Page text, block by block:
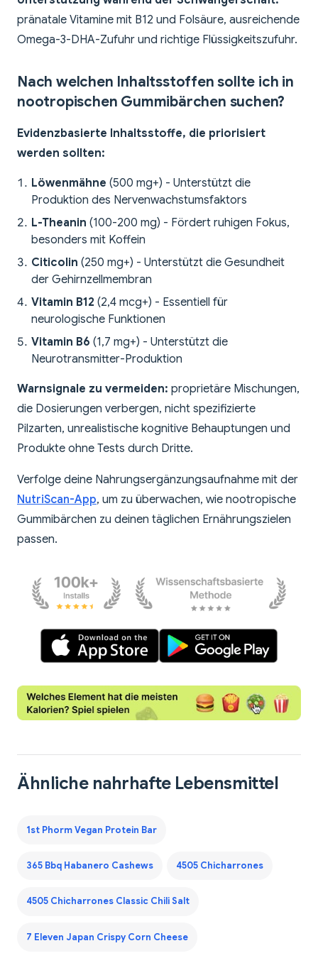
pränatale Vitamine mit B12 und Folsäure, ausreichende
Omega-3-DHA-Zufuhr und richtige Flüssigkeitszufuhr.
Nach welchen Inhaltsstoffen sollte ich in
nootropischen Gummibärchen suchen?
Evidenzbasierte Inhaltsstoffe, die priorisiert
werden sollten:
Löwenmähne (500 mg+) - Unterstützt die
Produktion des Nervenwachstumsfaktors
L-Theanin (100-200 mg) - Fördert ruhigen Fokus,
besonders mit Koffein
Citicolin (250 mg+) - Unterstützt die Gesundheit
der Gehirnzellmembran
Vitamin B12 (2,4 mcg+) - Essentiell für
neurologische Funktionen
Vitamin B6 (1,7 mg+) - Unterstützt die
Neurotransmitter-Produktion
Warnsignale zu vermeiden: proprietäre Mischungen,
die Dosierungen verbergen, nicht spezifizierte
Pilzarten, unrealistische kognitive Behauptungen und
Produkte ohne Tests durch Dritte.
Verfolge deine Nahrungsergänzungsaufnahme mit der
NutriScan-App, um zu überwachen, wie nootropische
Gummibärchen zu deinen täglichen Ernährungszielen
passen.
Ähnliche nahrhafte Lebensmittel
1st Phorm Vegan Protein Bar
365 Bbq Habanero Cashews 4505 Chicharrones
4505 Chicharrones Classic Chili Salt
7 Eleven Japan Crispy Corn Cheese